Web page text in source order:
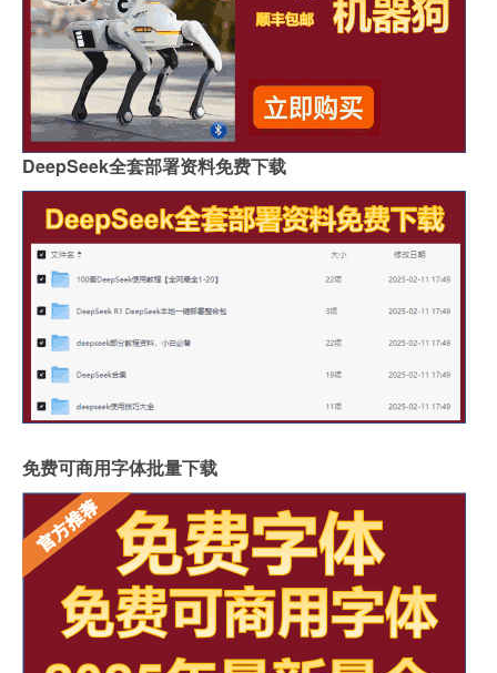
DeepSeek全套部署资料免费下载
免费可商用字体批量下载